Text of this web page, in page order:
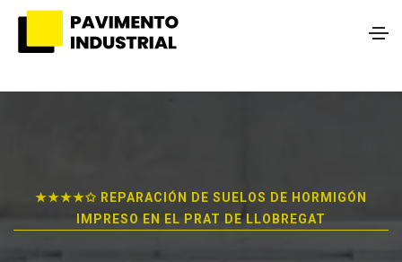
★★★★✩ REPARACIÓN DE SUELOS DE HORMIGÓN
IMPRESO EN EL PRAT DE LLOBREGAT